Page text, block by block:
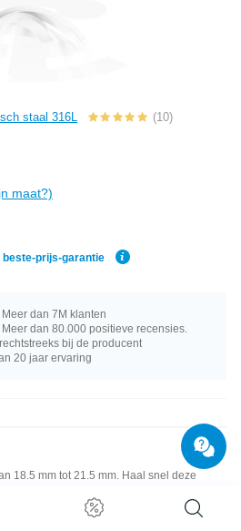
staal 316L (10)
maat?)
beste-prijs-garantie
Meer dan 7M klanten
Meer dan 80.000 positieve recensies.
bij de producent
20 jaar ervaring
18.5 mm tot 21.5 mm. Haal snel deze